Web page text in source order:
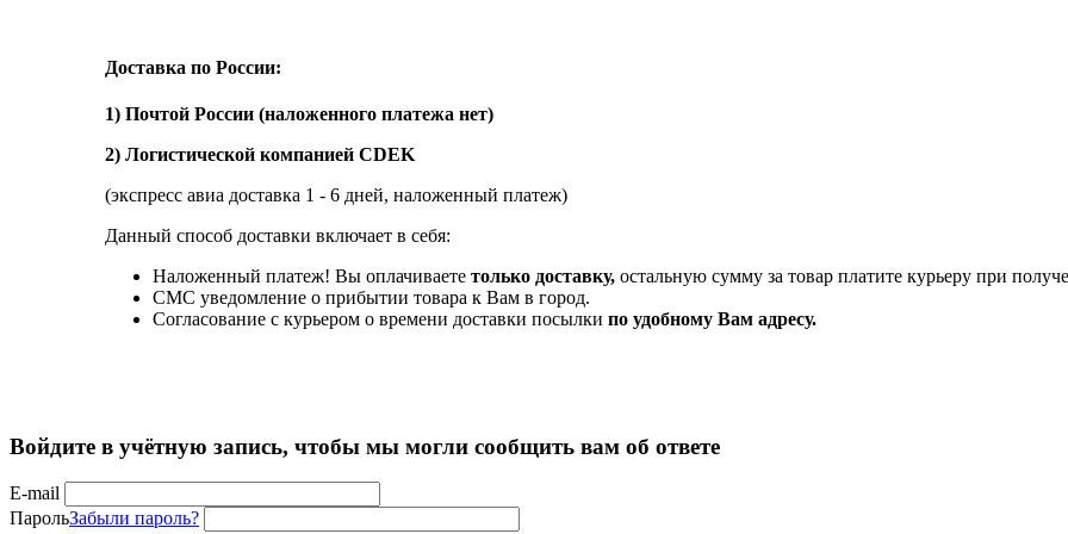
Доставка по России:
1) Почтой России (наложенного платежа нет)
2) Логистической компанией CDEK
(экспресс авиа доставка 1 - 6 дней, наложенный платеж)
Данный способ доставки включает в себя:
Наложенный платеж! Вы оплачиваете только доставку, остальную сумму за товар платите курьеру при
СМС уведомление о прибытии товара к Вам в город.
Согласование с курьером о времени доставки посылки по удобному Вам адресу.
Войдите в учётную запись, чтобы мы могли сообщить вам об ответе
E-mail
ПарольЗабыли пароль?